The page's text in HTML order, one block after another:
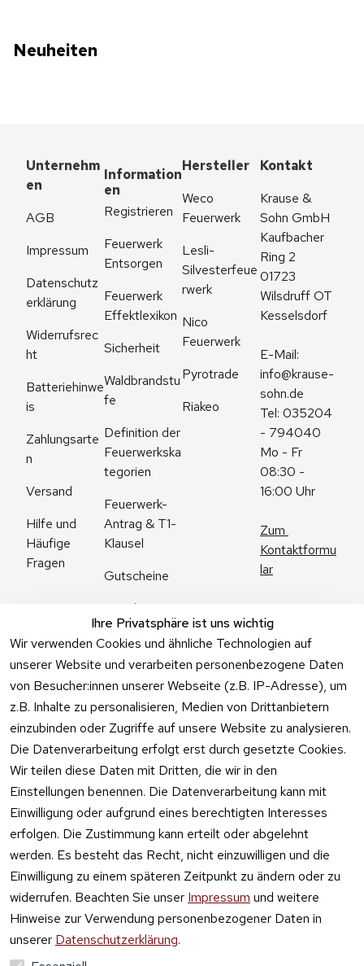
Neuheiten
Ihre Privatsphäre ist uns wichtig
Wir verwenden Cookies und ähnliche Technologien auf
unserer Website und verarbeiten personenbezogene Daten
von Besucher:innen unserer Webseite (z.B. IP-Adresse), um
z.B. Inhalte zu personalisieren, Medien von Drittanbietern
einzubinden oder Zugriffe auf unsere Website zu analysieren.
Die Datenverarbeitung erfolgt erst durch gesetzte Cookies.
Wir teilen diese Daten mit Dritten, die wir in den
Einstellungen benennen. Die Datenverarbeitung kann mit
Einwilligung oder aufgrund eines berechtigten Interesses
erfolgen. Die Zustimmung kann erteilt oder abgelehnt
werden. Es besteht das Recht, nicht einzuwilligen und die
Einwilligung zu einem späteren Zeitpunkt zu ändern oder zu
widerrufen. Beachten Sie unser Impressum und weitere
Hinweise zur Verwendung personenbezogener Daten in
unserer Datenschutzerklärung.
Unternehm
en
AGB
Impressum
Datenschutz
erklärung
Widerrufsrec
ht
Batteriehinwe
is
Zahlungsarte
n
Versand
Hilfe und
Häufige
Fragen
Information
en
Registrieren
Feuerwerk
Entsorgen
Feuerwerk
Effektlexikon
Sicherheit
Waldbrandstu
fe
Definition der
Feuerwerkska
tegorien
Feuerwerk-
Antrag & T1-
Klausel
Gutscheine
Angebote
Feuerwerk
Online kaufen
Hersteller
Weco
Feuerwerk
Lesli-
Silvesterfeue
rwerk
Nico
Feuerwerk
Pyrotrade
Riakeo
Kontakt
Krause &
Sohn GmbH
Kaufbacher
Ring 2
01723
Wilsdruff OT
Kesselsdorf
info@krause-
sohn.de
Tel: 035204
- 794040
Mo - Fr
08:30 -
16:00 Uhr
Zum
Kontaktformu
lar
Vertrag
widerrufen